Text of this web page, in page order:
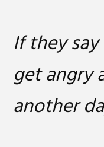
If they
get angry
another